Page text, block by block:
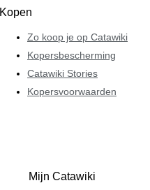
Kopen
Zo koop je op Catawiki
Kopersbescherming
Catawiki Stories
Kopersvoorwaarden
Mijn Catawiki